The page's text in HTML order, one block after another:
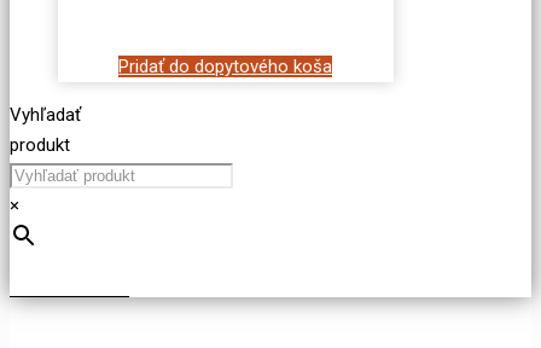
Pridať do dopytového koša
Vyhľadať
produkt
×